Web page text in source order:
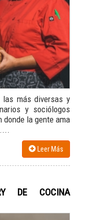
las más diversas y
y sociólogos
donde la gente ama
Leer Más
DE COCINA